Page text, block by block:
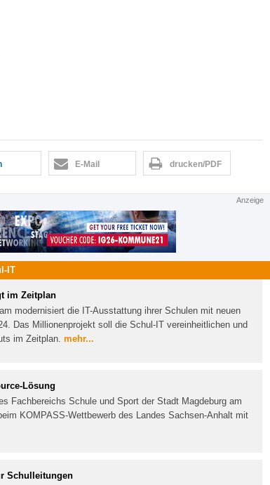
E-Mail drucken/PDF
Anzeige
IT
im Zeitplan
modernisiert die IT-Ausstattung ihrer Schulen mit neuen
Das Millionenprojekt soll die Schul-IT vereinheitlichen und
im Zeitplan. mehr...
Lösung
Fachbereichs Schule und Sport der Stadt Magdeburg am
KOMPASS-Wettbewerb des Landes Sachsen-Anhalt mit
Schulleitungen